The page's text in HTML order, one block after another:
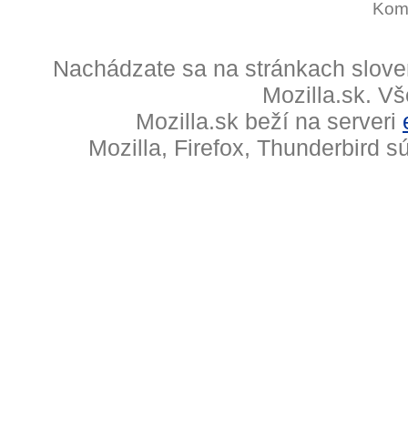
Nachádzate sa na stránkach
Mozilla.sk.
Mozilla.sk beží na serveri
Mozilla, Firefox, Thunderbird